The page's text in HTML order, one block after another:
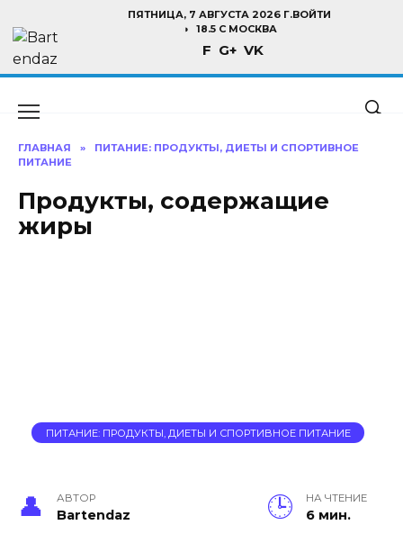
содержанию
ПЯТНИЦА, 7 АВГУСТА 2026 Г.ВОЙТИ
18.5 C МОСКВА
F G+ VK
ГЛАВНАЯ »
ПИТАНИЕ: ПРОДУКТЫ, ДИЕТЫ И СПОРТИВНОЕ
ПИТАНИЕ
Продукты, содержащие
жиры
ПИТАНИЕ: ПРОДУКТЫ, ДИЕТЫ И СПОРТИВНОЕ ПИТАНИЕ
АВТОР
Bartendaz
НА ЧТЕНИЕ
6 мин.